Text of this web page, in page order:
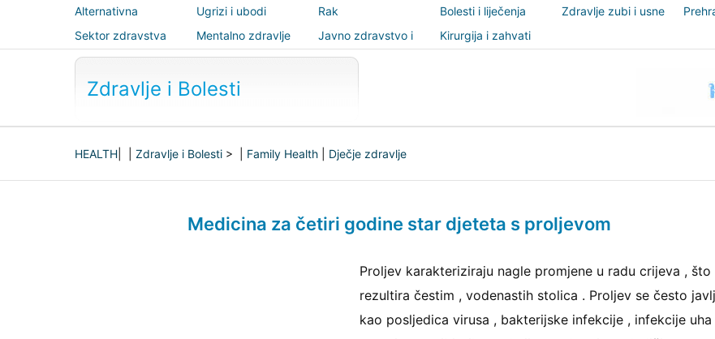
Alternativna
medicina
Ugrizi i ubodi Rak Bolesti i liječenja
Zdravlje zubi i usne
Sektor zdravstva
Mentalno zdravlje
Javno zdravstvo i
sigurnost
Kirurgija i zahvati
Zdravlje i Bolesti
HEALTH Zdravlje i Bolesti > | Family Health Dječje zdravlje
Medicina za četiri godine star djeteta s proljevom
Proljev karakteriziraju nagle promjene u radu crijeva , što
rezultira čestim , vodenastih stolica . Proljev se često
kao posljedica virusa , bakterijske infekcije , infekcije uha